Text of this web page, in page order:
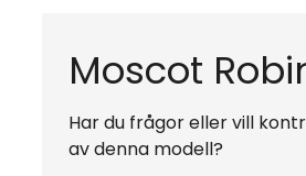
Moscot
Har du frågor eller vill
av denna modell?